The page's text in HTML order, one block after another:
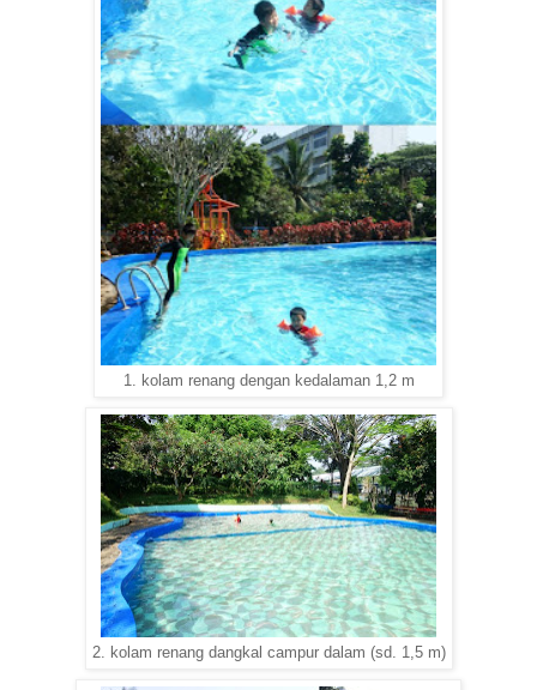
1. kolam renang dengan kedalaman 1,2 m
2. kolam renang dangkal campur dalam (sd. 1,5 m)